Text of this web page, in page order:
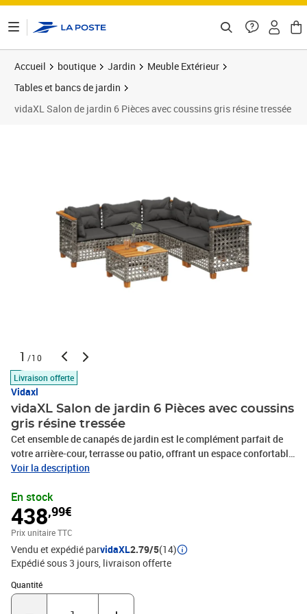
Accueil boutique Jardin
Meuble Extérieur
Tables et bancs de jardin
vidaXL Salon de jardin 6 Pièces avec coussins gris résine tressée
1 /10
Livraison offerte
Vidaxl
vidaXL Salon de jardin 6 Pièces avec coussins
gris résine tressée
Cet ensemble de canapés de jardin est le complément parfait de
votre arrière-cour, terrasse ou patio, offrant un espace confortable
et accueillant pour discuter avec la famille et les amis ou
la résine tressée, également connue sous le nom de poly rotin, est
un matériau synthétique solide et nécessitant peu d'entretien qui
ressemble au rotin naturel. Il est léger, facile à nettoyer et
couramment utilisé pour les meubles d'extérieur en raison de sa
durabilité et de ses propriétés de résistance aux
intempéries.Expérience d'assise confortable : ce mobilier
d'extérieur, doté de coussins épais, offre une expérience d'assise
confortable.Housse amovible et lavable : ces coussins de siège
Voir la description
En stock
438,99€
Prix unitaire TTC
Vendu et expédié parvidaXL2.79/5(14)
Expédié sous 3 jours livraison offerte
Quantité
Quantité : 1